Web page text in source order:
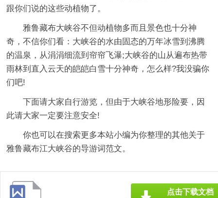
跟你们说的这些动植物了。
雅鲁藏布大峡谷不但动植物多而且景色也十分神
奇，不信你们看：大峡谷的水由固态的万年冰雪到沸腾
的温泉，从涓涓细流到帘帘飞瀑;大峡谷的山从遍布热带
雨林到直入云天的皑皑白雪十分神奇，怎么样?我没骗你
们吧!
下面请大家自行游览，但由于大峡谷地形险要，因
此请大家一定要注意安全!
你也可以在搜索更多本站小编为你整理的其他关于
雅鲁藏布江大峡谷的导游词范文。
点击下载文档